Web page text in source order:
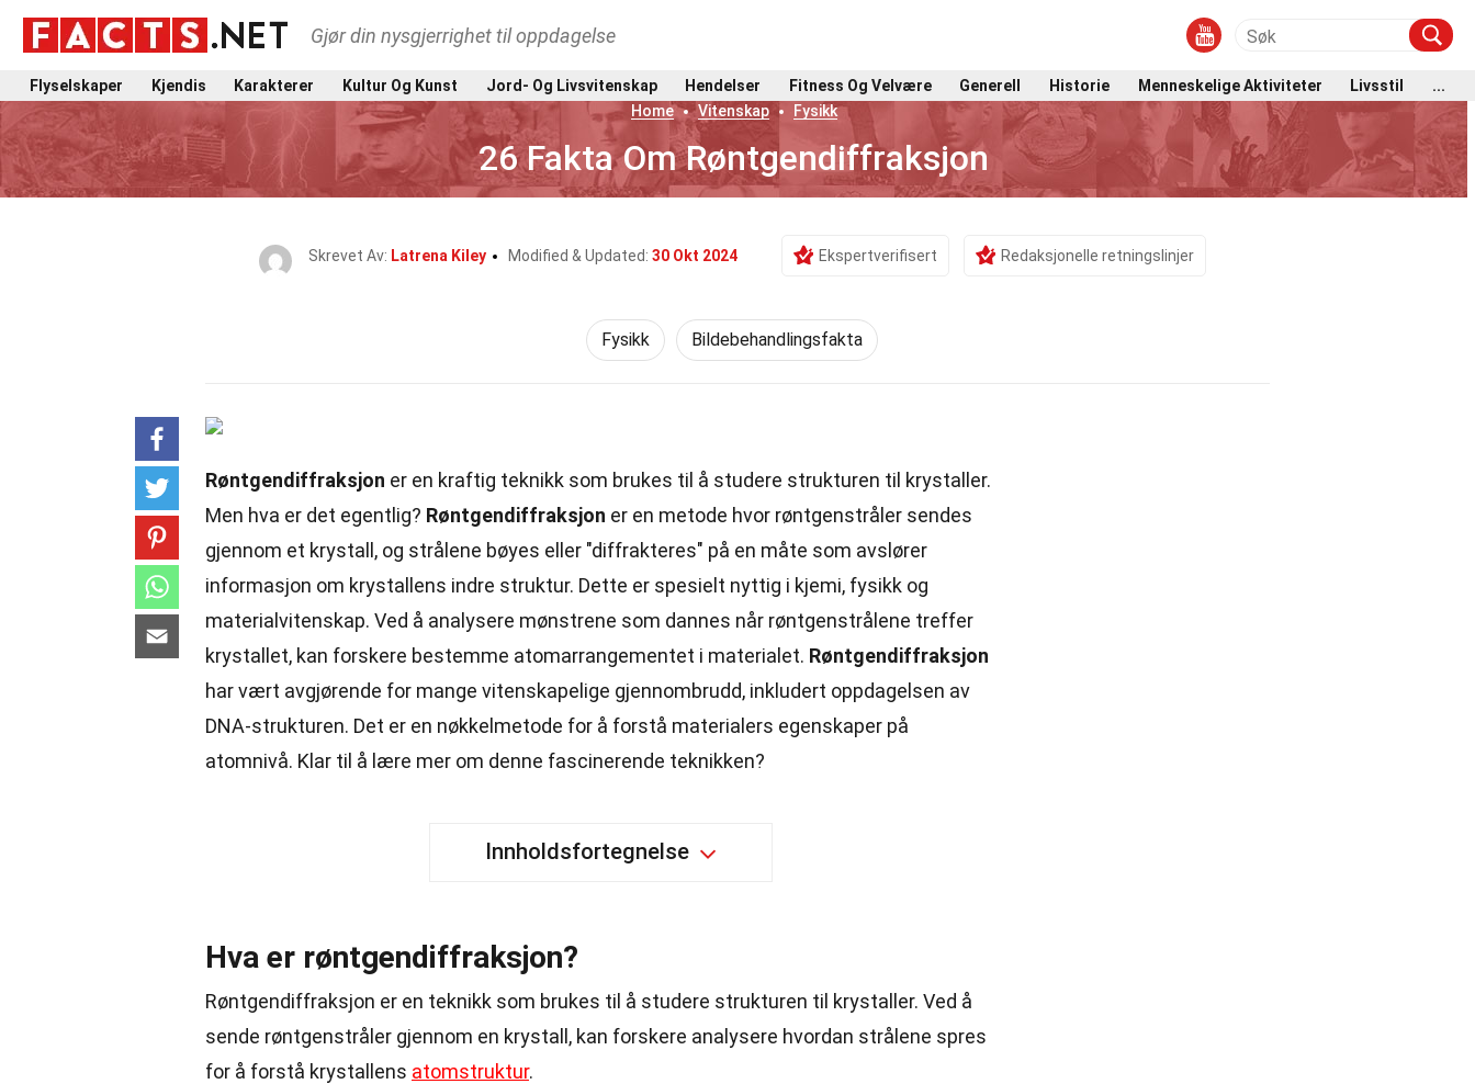
Gjør din nysgjerrighet til oppdagelse
Flyselskaper Kjendis Karakterer Kultur Og Kunst Jord- Og Livsvitenskap Hendelser Fitness Og Velvære Generell Historie Menneskelige Aktiviteter Livsstil
...
Home
Vitenskap Fysikk
26 Fakta Om Røntgendiffraksjon
Skrevet Av: Latrena Kiley Modified & Updated: 30 Okt 2024 Ekspertverifisert Redaksjonelle retningslinjer
Fysikk Bildebehandlingsfakta
Røntgendiffraksjon er en kraftig teknikk som brukes til å studere strukturen til krystaller.
Men hva er det egentlig? Røntgendiffraksjon er en metode hvor røntgenstråler sendes
gjennom et krystall, og strålene bøyes eller "diffrakteres" på en måte som avslører
informasjon om krystallens indre struktur. Dette er spesielt nyttig i kjemi, fysikk og
materialvitenskap. Ved å analysere mønstrene som dannes når røntgenstrålene treffer
krystallet, kan forskere bestemme atomarrangementet i materialet. Røntgendiffraksjon
har vært avgjørende for mange vitenskapelige gjennombrudd, inkludert oppdagelsen av
DNA-strukturen. Det er en nøkkelmetode for å forstå materialers egenskaper på
atomnivå. Klar til å lære mer om denne fascinerende teknikken?
Innholdsfortegnelse
Hva er røntgendiffraksjon?
Røntgendiffraksjon er en teknikk som brukes til å studere strukturen til krystaller. Ved å
sende røntgenstråler gjennom en krystall, kan forskere analysere hvordan strålene spres
for å forstå krystallens atomstruktur.